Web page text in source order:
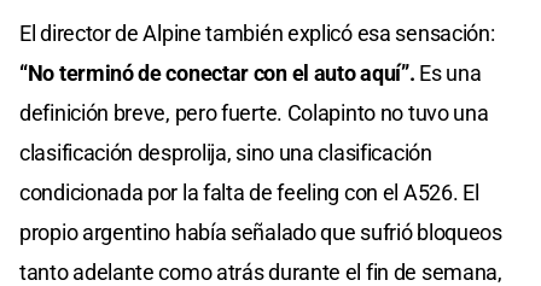
El director de Alpine también explicó esa sensación:
“No terminó de conectar con el auto aquí”. Es una
definición breve, pero fuerte. Colapinto no tuvo una
clasificación desprolija, sino una clasificación
condicionada por la falta de feeling con el A526. El
propio argentino había señalado que sufrió bloqueos
tanto adelante como atrás durante el fin de semana,